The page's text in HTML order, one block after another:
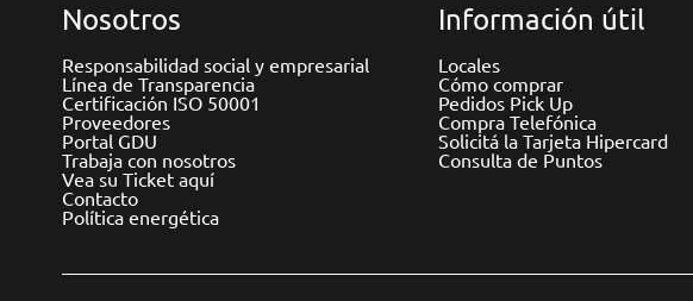
Nosotros
Responsabilidad social y empresarial
Línea de Transparencia
Certificación ISO 50001
Proveedores
Portal GDU
Trabaja con nosotros
Vea su Ticket aquí
Contacto
Política energética
Información útil
Locales
Cómo comprar
Pedidos Pick Up
Compra Telefónica
Solicitá la Tarjeta Hipercard
Consulta de Puntos